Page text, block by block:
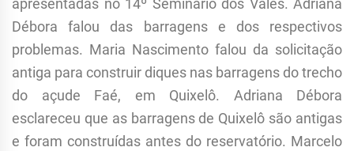
apresentadas no 14º Seminário dos Vales. Adriana
Débora falou das barragens e dos respectivos
problemas. Maria Nascimento falou da solicitação
antiga para construir diques nas barragens do trecho
do açude Faé, em Quixelô. Adriana Débora
esclareceu que as barragens de Quixelô são antigas
e foram construídas antes do reservatório. Marcelo